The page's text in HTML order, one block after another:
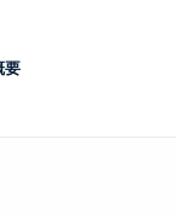
要